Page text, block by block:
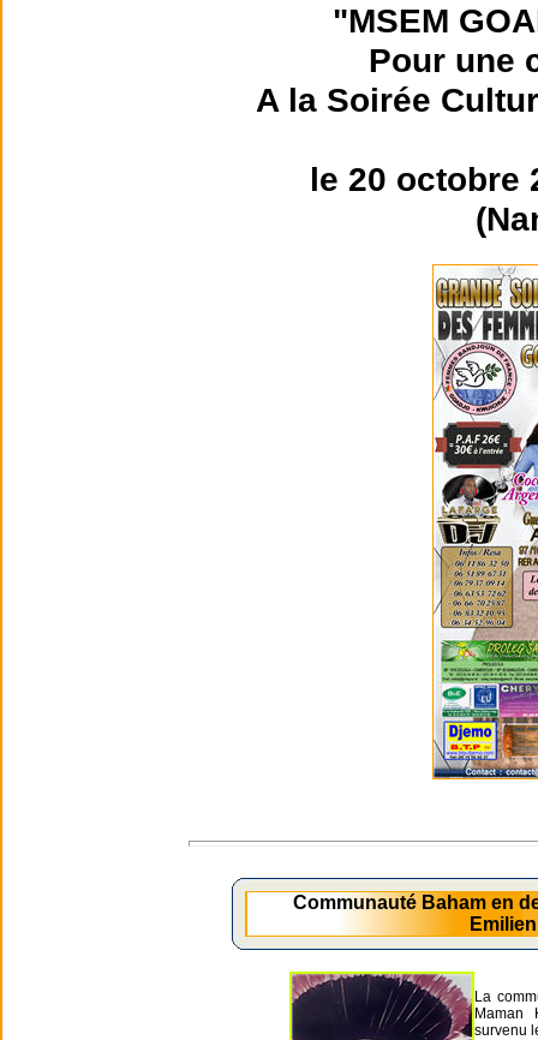
"MSEM
Pour une
A la Soirée
le 20 octobre
Communauté Baham en
La
Maman
survenu